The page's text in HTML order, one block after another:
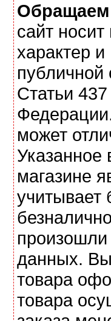
сайт
характер
Статьи
может
магазине
учитывает
данных. Вы
товара
товара